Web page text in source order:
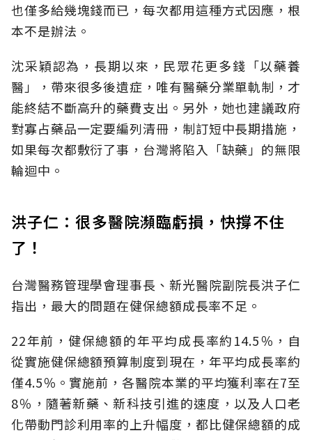
也僅多給幾塊錢而已，每次都用這種方式因應，根
本不是辦法。
沈采穎認為，長期以來，民眾花更多錢「以藥養
醫」，帶來很多後遺症，唯有醫藥分業單軌制，才
能終結不斷高升的藥費支出。另外，她也建議政府
對寡占藥品一定要編列清冊，制訂短中長期措施，
如果每次都敷衍了事，台灣將陷入「缺藥」的無限
輪迴中。
洪子仁：很多醫院瀕臨虧損，快撐不住
了！
台灣醫務管理學會理事長、新光醫院副院長洪子仁
指出，最大的問題在健保總額成長率不足。
22年前，健保總額的年平均成長率約14.5％，自
從實施健保總額預算制度到現在，年平均成長率約
僅4.5％。實施前，各醫院本業的平均獲利率在7至
8％，隨著新藥、新科技引進的速度，以及人口老
化帶動門診利用率的上升幅度，都比健保總額的成